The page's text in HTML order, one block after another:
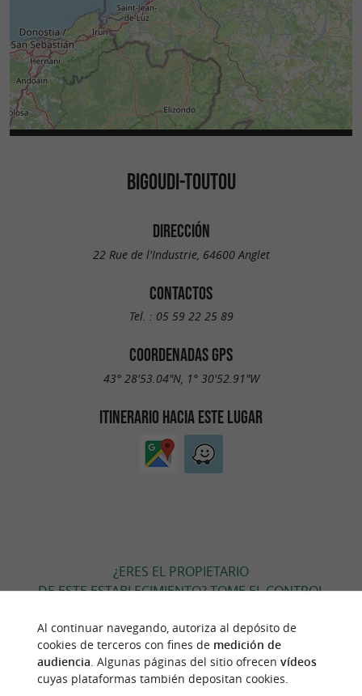
BIGOUDI-TOUTOU
DIRECCIÓN
22 Rue de l'Industrie, 64600 Anglet
CONTACTOS
Tel. : 05 59 22 25 89
COORDENADAS GPS
43° 28'53.04"N, 1° 30'52.91"W
ITINERARIO HACIA ESTE LUGAR
¿ERES EL PROPIETARIO
DE ESTE ESTABLECIMIENTO? TOME EL CONTROL
SEGÚN SUS DESEOS...
Al continuar navegando, autoriza al depósito de
cookies de terceros con fines de medición de
audiencia . Algunas páginas del sitio ofrecen vídeos
cuyas plataformas también depositan cookies.